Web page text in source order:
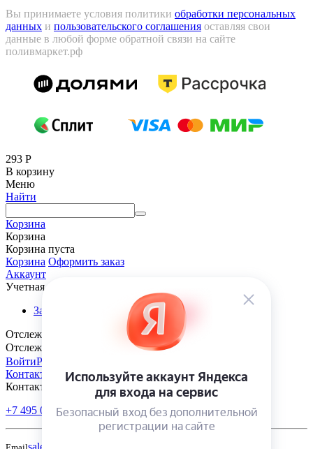
Вы принимаете условия политики обработки персональных
данных и пользовательского соглашения оставляя свои
данные в любой форме обратной связи на сайте
поливмаркет.рф
293 Р
В корзину
Меню
Найти
Корзина
Корзина
Корзина пуста
Корзина Оформить заказ
Аккаунт
Учетная запись
Заказы
Отслеживание заказа
Отслеживание заказа
ВойтиРегистрация
Контакты
Контакты
+7 495 005-70-10 +7 343 302-70-20 Пн-Пт: 9:00-18:00